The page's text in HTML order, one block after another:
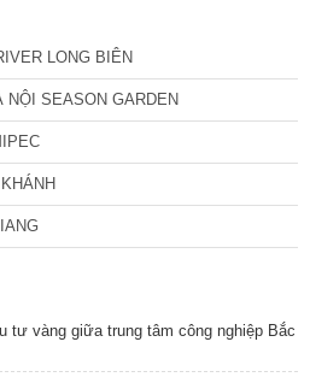
LONG BIÊN
NỘI SEASON GARDEN
tư vàng giữa trung tâm công nghiệp Bắc